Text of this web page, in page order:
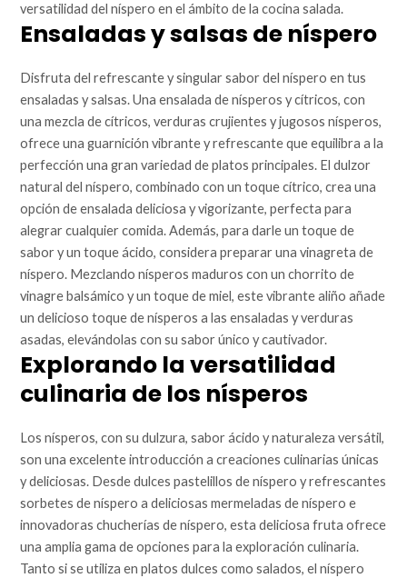
versatilidad del níspero en el ámbito de la cocina salada.
Ensaladas y salsas de níspero
Disfruta del refrescante y singular sabor del níspero en tus
ensaladas y salsas. Una ensalada de nísperos y cítricos, con
una mezcla de cítricos, verduras crujientes y jugosos nísperos,
ofrece una guarnición vibrante y refrescante que equilibra a la
perfección una gran variedad de platos principales. El dulzor
natural del níspero, combinado con un toque cítrico, crea una
opción de ensalada deliciosa y vigorizante, perfecta para
alegrar cualquier comida. Además, para darle un toque de
sabor y un toque ácido, considera preparar una vinagreta de
níspero. Mezclando nísperos maduros con un chorrito de
vinagre balsámico y un toque de miel, este vibrante aliño añade
un delicioso toque de nísperos a las ensaladas y verduras
asadas, elevándolas con su sabor único y cautivador.
Explorando la versatilidad
culinaria de los nísperos
Los nísperos, con su dulzura, sabor ácido y naturaleza versátil,
son una excelente introducción a creaciones culinarias únicas
y deliciosas. Desde dulces pastelillos de níspero y refrescantes
sorbetes de níspero a deliciosas mermeladas de níspero e
innovadoras chucherías de níspero, esta deliciosa fruta ofrece
una amplia gama de opciones para la exploración culinaria.
Tanto si se utiliza en platos dulces como salados, el níspero